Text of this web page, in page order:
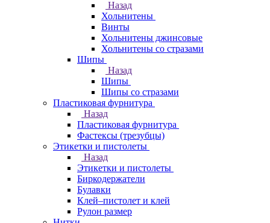
Назад
Хольнитены
Винты
Хольнитены джинсовые
Хольнитены со стразами
Шипы
Назад
Шипы
Шипы со стразами
Пластиковая фурнитура
Назад
Пластиковая фурнитура
Фастексы (трезубцы)
Этикетки и пистолеты
Назад
Этикетки и пистолеты
Биркодержатели
Булавки
Клей–пистолет и клей
Рулон размер